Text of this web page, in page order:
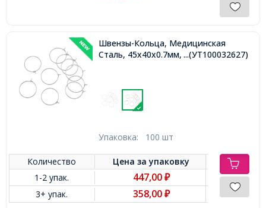
Швензы-Кольца, Медицинская
Сталь, 45х40х0.7мм, ...(УТ100032627)
Упаковка: 100 шт
Количество Цена заупаковку
1-2 упак.
447,00 ₽
3+ упак. 358,00 ₽